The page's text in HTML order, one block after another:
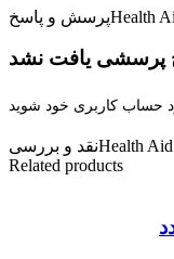
پرسش و پاسخHealth
پرسشی یافت نشد
حساب کاربری خود شوید
نقد و بررسیHealth
Related products